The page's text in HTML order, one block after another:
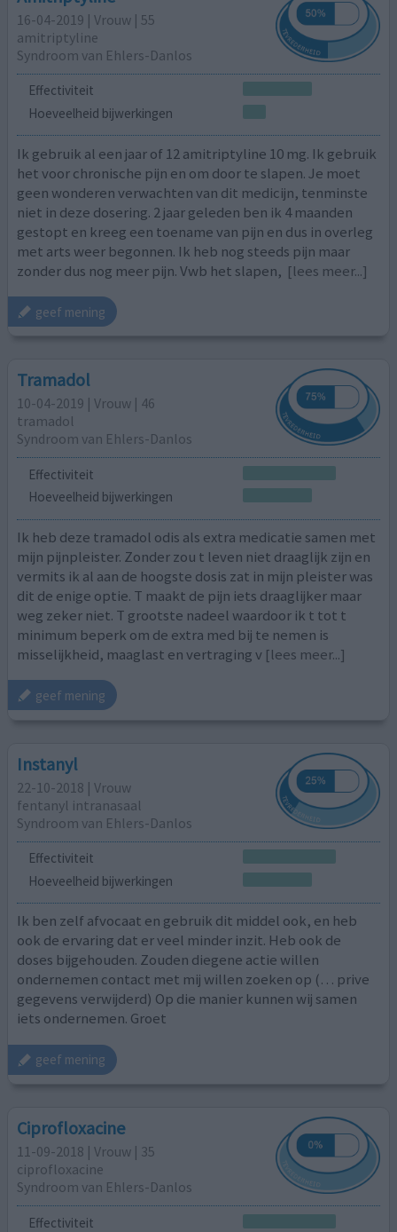
16-04-2019 | Vrouw | 55
amitriptyline
Syndroom van Ehlers-Danlos
Effectiviteit
Hoeveelheid bijwerkingen
Ik gebruik al een jaar of 12 amitriptyline 10 mg. Ik gebruik
het voor chronische pijn en om door te slapen. Je moet
geen wonderen verwachten van dit medicijn, tenminste
niet in deze dosering. 2 jaar geleden ben ik 4 maanden
gestopt en kreeg een toename van pijn en dus in overleg
met arts weer begonnen. Ik heb nog steeds pijn maar
zonder dus nog meer pijn. Vwb het slapen, [lees meer...]
geef mening
Tramadol
10-04-2019 | Vrouw | 46
tramadol
Syndroom van Ehlers-Danlos
Effectiviteit
Hoeveelheid bijwerkingen
Ik heb deze tramadol odis als extra medicatie samen met
mijn pijnpleister. Zonder zou t leven niet draaglijk zijn en
vermits ik al aan de hoogste dosis zat in mijn pleister was
dit de enige optie. T maakt de pijn iets draaglijker maar
weg zeker niet. T grootste nadeel waardoor ik t tot t
minimum beperk om de extra med bij te nemen is
misselijkheid, maaglast en vertraging v [lees meer...]
geef mening
Instanyl
22-10-2018 | Vrouw
fentanyl intranasaal
Syndroom van Ehlers-Danlos
Effectiviteit
Hoeveelheid bijwerkingen
Ik ben zelf afvocaat en gebruik dit middel ook, en heb
ook de ervaring dat er veel minder inzit. Heb ook de
doses bijgehouden. Zouden diegene actie willen
ondernemen contact met mij willen zoeken op (… prive
gegevens verwijderd) Op die manier kunnen wij samen
iets ondernemen. Groet
geef mening
Ciprofloxacine
11-09-2018 | Vrouw | 35
ciprofloxacine
Syndroom van Ehlers-Danlos
Effectiviteit